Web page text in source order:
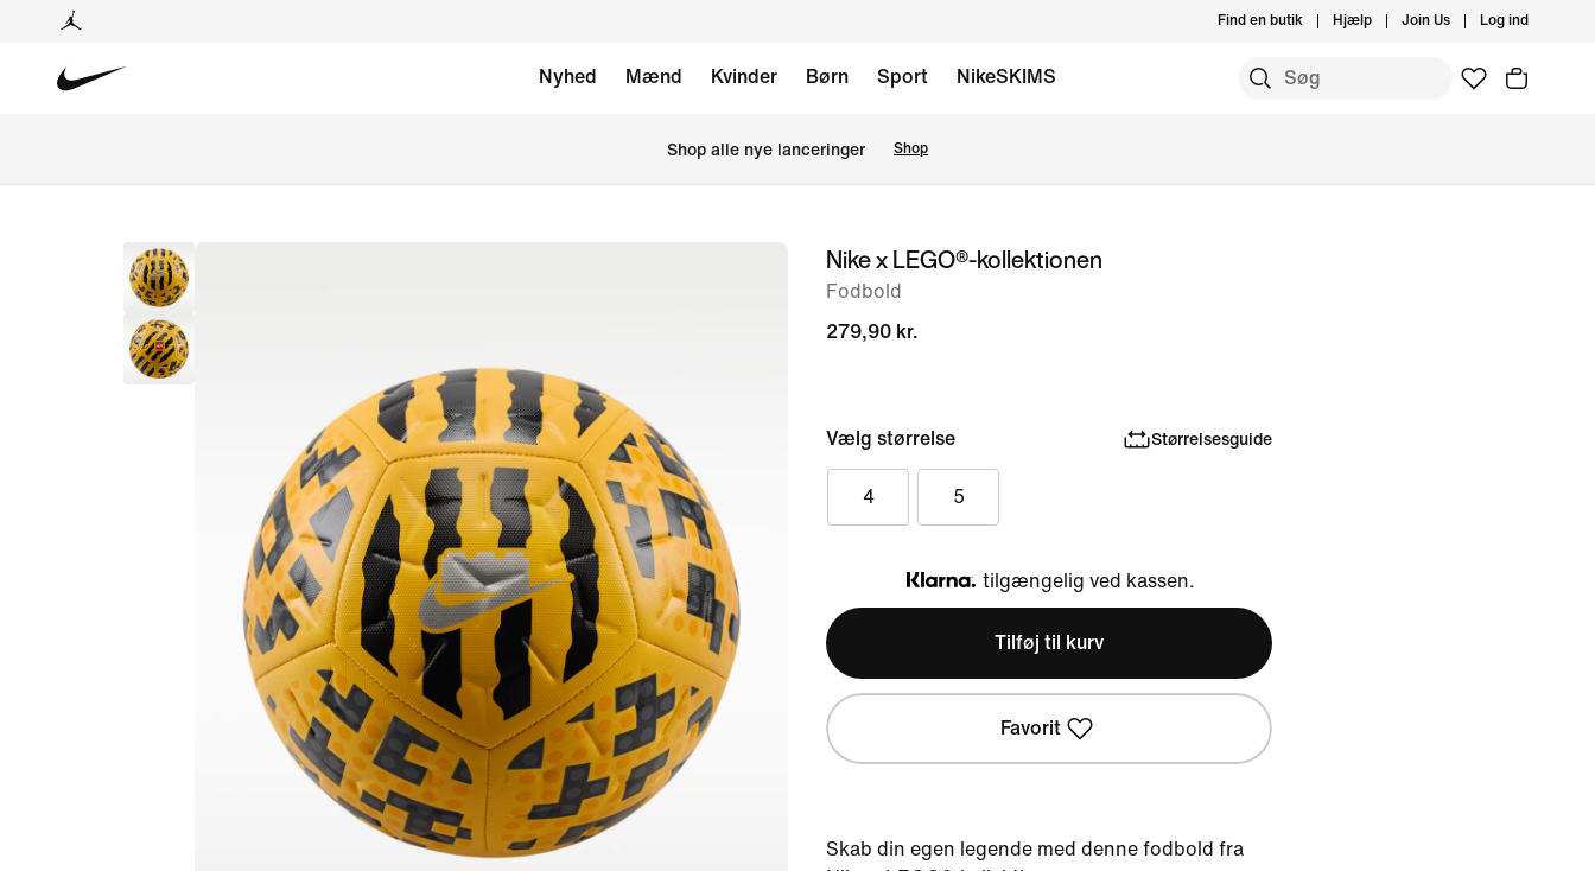
Find en butik Hjælp Join Us Log ind
Nyhed Mænd Kvinder Børn Sport NikeSKIMS
Shop alle nye lanceringer Shop
billedeNike x LEGO®-kollektionen
Fodbold
279,90 kr.
Vælg størrelse Størrelsesguide
4 5
Klarna
tilgængelig ved kassen.
Tilføj til kurv
Favorit
Skab din egen legende med denne fodbold fra